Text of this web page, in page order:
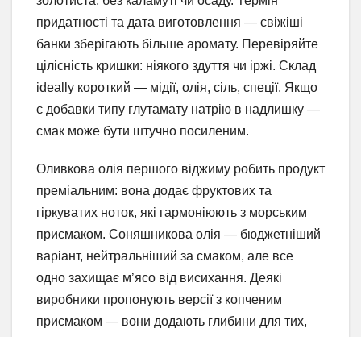
придатності та дата виготовлення — свіжіші
банки зберігають більше аромату. Перевіряйте
цілісність кришки: ніякого здуття чи іржі. Склад
ideally короткий — мідії, олія, сіль, спеції. Якщо
є добавки типу глутамату натрію в надлишку —
смак може бути штучно посиленим.
Оливкова олія першого віджиму робить продукт
преміальним: вона додає фруктових та
гіркуватих ноток, які гармоніюють з морським
присмаком. Соняшникова олія — бюджетніший
варіант, нейтральніший за смаком, але все
одно захищає м’ясо від висихання. Деякі
виробники пропонують версії з копченим
присмаком — вони додають глибини для тих,